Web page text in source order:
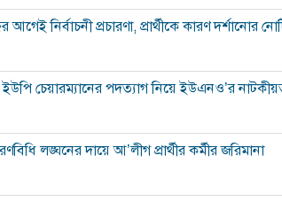
আগেই নির্বাচনী প্রচারণা, প্রার্থীকে কারণ দর্শানোর
চেয়ারম্যানের পদত্যাগ নিয়ে ইউএনও’র
লঙ্ঘনের দায়ে আ’লীগ প্রার্থীর কর্মীর জরিমানা